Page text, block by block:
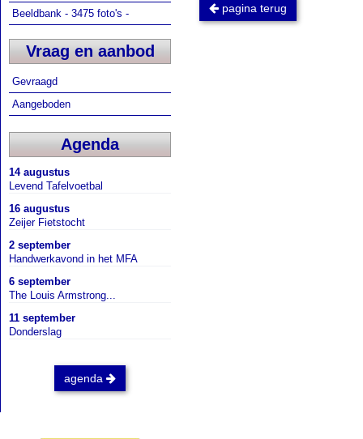
Beeldbank - 3475 foto's -
Vraag en aanbod
Gevraagd
Aangeboden
Agenda
14 augustus
Levend Tafelvoetbal
16 augustus
Zeijer Fietstocht
2 september
Handwerkavond in het MFA
6 september
The Louis Armstrong...
11 september
Donderslag
agenda
pagina terug